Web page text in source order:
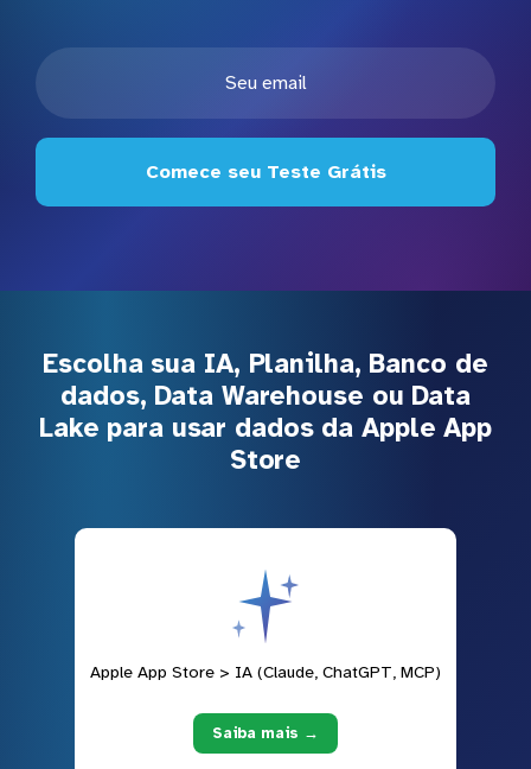
Comece seu Teste Grátis
Escolha sua IA, Planilha, Banco de
dados, Data Warehouse ou Data
Lake para usar dados da Apple App
Store
Apple App Store > IA (Claude, ChatGPT, MCP)
Saiba mais →